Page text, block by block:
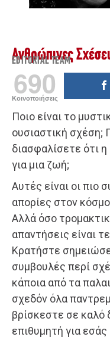
Ανθρώπινες
EDITORIAL TEAM
690
Κοινοποιήσεις
Ποιο είναι το
ουσιαστική σχέση;
διασφαλίσετε ότι
για μια ζωή;
Αυτές είναι οι πιο
απορίες στον
Αλλά όσο
απαντήσεις είναι
Κρατήστε
συμβουλές περί
κάποια από τα
σχεδόν όλα
βρίσκεστε σε καλό
επιθυμητή για